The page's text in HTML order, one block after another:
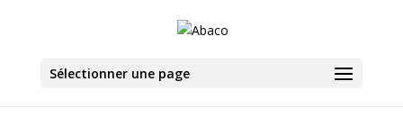
Sélectionner une page